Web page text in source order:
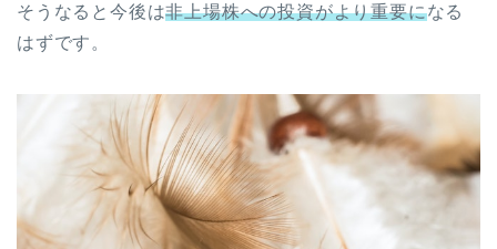
そうなると今後は非上場株への投資がより重要になる
はずです。